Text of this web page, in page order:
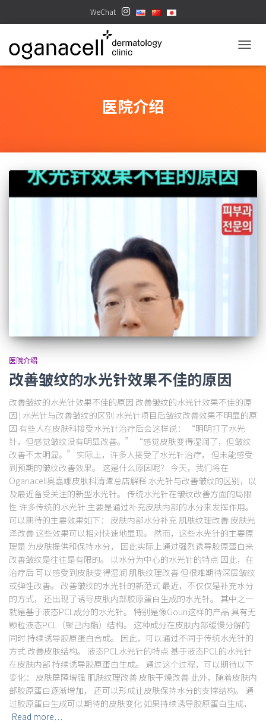
WeChat
医院介绍
医院介绍
改善皱纹的水光针效果不佳的原因
改善皱纹的水光针效果不佳的原因 改善皱纹的水光针效果不佳的原
因 | 水光针与改善皱纹的区别 水光针项目后皱纹改善效果不明显的原
因 有些人在皮肤科接受水光针治疗后会这样说： “明明打了水光
针，但感觉皱纹没有明显改善。” “感觉皮肤变得湿润了，但皱纹
改善不太明显。” 实际上，许多人接受了水光针治疗， 但未能感受
到预期的皱纹改善效果。 这是什么原因呢？ 今天，我们将在
Oganacell奥嘉娜皮肤科清潭总店解释 水光针与改善皱纹的区别，以
及最近备受关注的新型水光针。 传统水光针在皱纹改善方面的局限
性 许多传统的水光针 主要是通过补充皮肤内部的水分来发挥作用。
可以期待的主要效果如下： 皮肤内部水分补充 肌肤纹理改善 皮肤光
泽改善 这些效果可以相对快速地显现。 然而，这些水光针的主要原
理是 为皮肤提供和保持水分， 因此实际上通过强烈诱导胶原蛋白来
改善皱纹是往往是有限的。 以水分为中心的水光针的特点 因此，在
治疗后 可以感受到皮肤变得湿润 肌肤纹理改善 但很难期待深层皱纹
或弹性改善。 改善皱纹的水光针的新范式 最近，不仅仅是补充水分
的方式， 还出现了诱导皮肤内部胶原蛋白生成的水光针。 其中之一
就是基于液态PCL成分的水光针。 特别是像Gouri这样的产品 具有无
颗粒液态PCL（聚己内酯）结构。 这种成分在皮肤内部缓慢分解的
同时 持续诱导胶原蛋白合成。 因此，可以通过不同于传统水光针的
方式 改善皮肤结构。 液态PCL水光针的特点 基于液态PCL的水光针
在皮肤内部 持续诱导胶原蛋白生成。 通过这个过程，可以期待以下
变化： 皮肤屏障增强 肌肤纹理改善 皮肤干燥改善 此外，随着皮肤内
部胶原蛋白逐渐增加， 还可以形成让皮肤保持水分的支撑结构。 通
过胶原蛋白生成可以期待的皮肤变化 如果持续诱导胶原蛋白生成，
Read more…